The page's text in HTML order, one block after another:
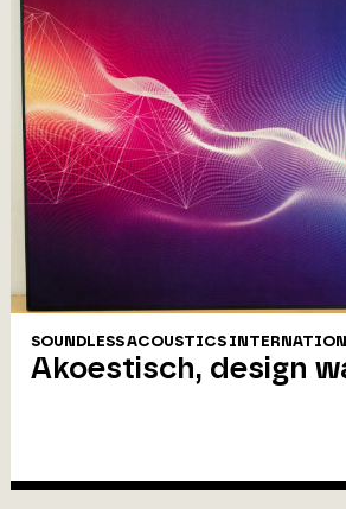
SOUNDLESS ACOUSTICS
Akoestisch, design